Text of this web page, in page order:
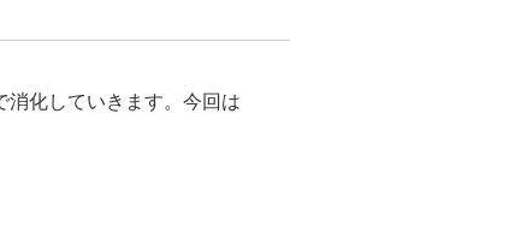
消化していきます。今回は